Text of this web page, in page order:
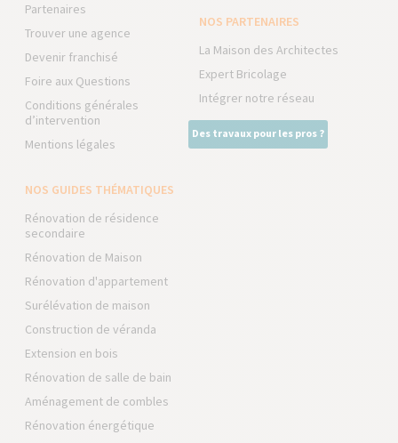
Partenaires
Trouver une agence
Devenir franchisé
Foire aux Questions
Conditions générales
d’intervention
Mentions légales
NOS PARTENAIRES
La Maison des Architectes
Expert Bricolage
Intégrer notre réseau
Des travaux pour les pros ?
NOS GUIDES THÉMATIQUES
Rénovation de résidence
secondaire
Rénovation de Maison
Rénovation d'appartement
Surélévation de maison
Construction de véranda
Extension en bois
Rénovation de salle de bain
Aménagement de combles
Rénovation énergétique